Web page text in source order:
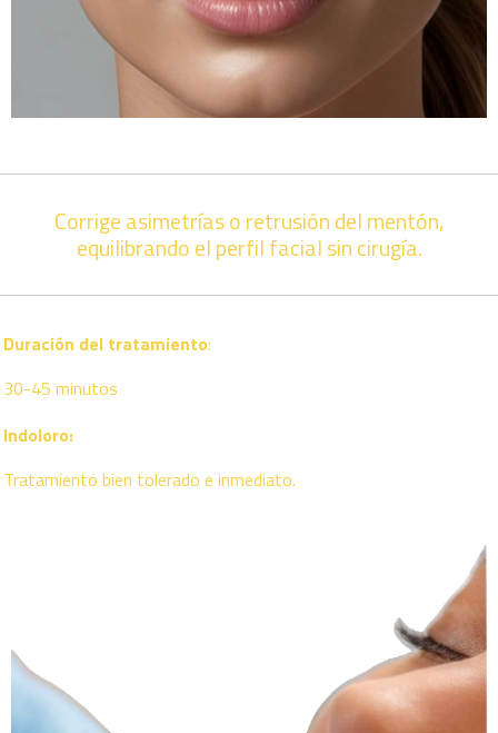
Corrige asimetrías o retrusión del mentón,
equilibrando el perfil facial sin cirugía.
Duración del tratamiento:
30-45 minutos
Indoloro:
Tratamiento bien tolerado e inmediato.